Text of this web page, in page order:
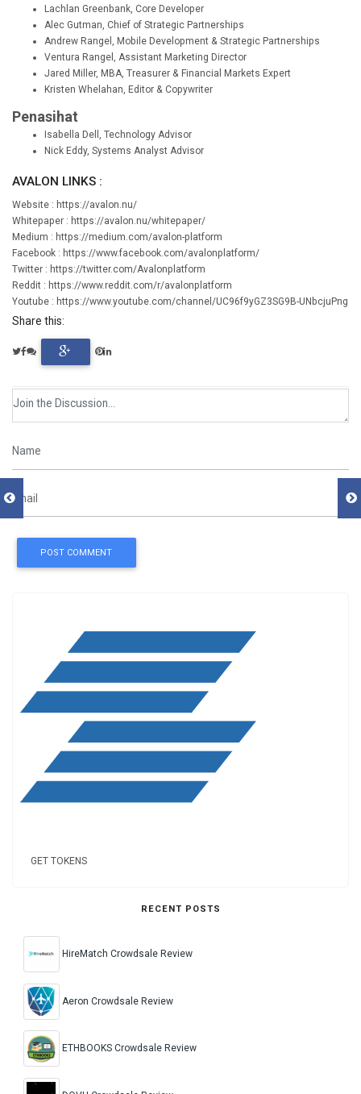
Lachlan Greenbank, Core Developer
Alec Gutman, Chief of Strategic Partnerships
Andrew Rangel, Mobile Development & Strategic Partnerships
Ventura Rangel, Assistant Marketing Director
Jared Miller, MBA, Treasurer & Financial Markets Expert
Kristen Whelahan, Editor & Copywriter
Penasihat
Isabella Dell, Technology Advisor
Nick Eddy, Systems Analyst Advisor
AVALON LINKS :
Website : https://avalon.nu/
Whitepaper : https://avalon.nu/whitepaper/
Medium : https://medium.com/avalon-platform
Facebook : https://www.facebook.com/avalonplatform/
Twitter : https://twitter.com/Avalonplatform
Reddit : https://www.reddit.com/r/avalonplatform
Youtube : https://www.youtube.com/channel/UC96f9yGZ3SG9B-UNbcjuPng
Share this:
POST COMMENT
GET TOKENS
RECENT POSTS
HireMatch Crowdsale Review
Aeron Crowdsale Review
ETHBOOKS Crowdsale Review